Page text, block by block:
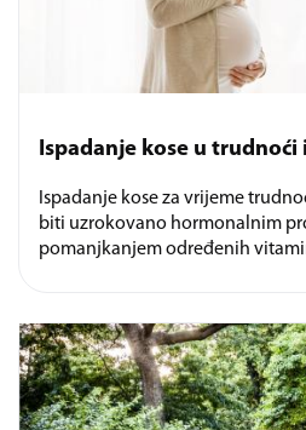
Ispadanje kose u
Ispadanje kose za vrijeme
biti uzrokovano hormonalnim
pomanjkanjem određenih